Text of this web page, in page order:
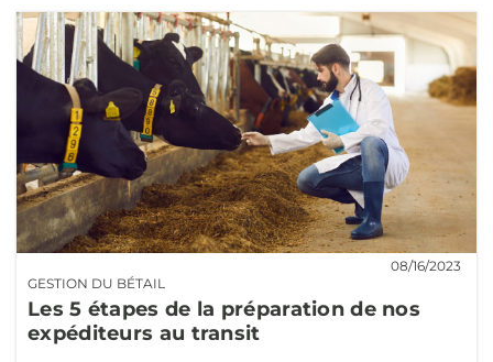
GESTION DU BÉTAIL
08/16/2023
Les 5 étapes de la préparation de nos
expéditeurs au transit